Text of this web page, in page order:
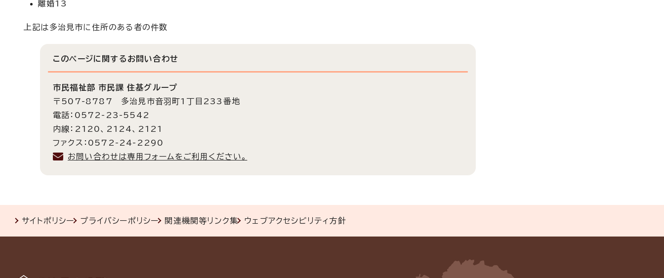
離婚13
上記は多治見市に住所のある者の件数
このページに関する お問い合わせ
市民福祉部 市民課 住基グループ
〒507-8787 多治見市音羽町1丁目233番地
電話：0572-23-5542
内線：2120、2124、2121
ファクス：0572-24-2290
お問い合わせは専用フォームをご利用ください。
サイトポリシー プライバシーポリシー 関連機関等リンク集 ウェブアクセシビリティ方針